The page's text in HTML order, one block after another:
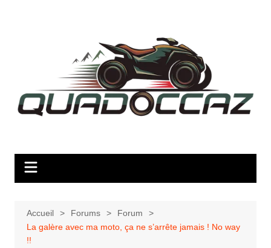
Accueil Forums
Forum
La galère avec ma moto, ça ne s’arrête jamais ! No way
!!